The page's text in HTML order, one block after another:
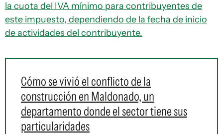
la cuota del IVA mínimo para contribuyentes de
este impuesto, dependiendo de la fecha de inicio
de actividades del contribuyente.
Cómo se vivió el conflicto de la
construcción en Maldonado, un
departamento donde el sector tiene sus
particularidades